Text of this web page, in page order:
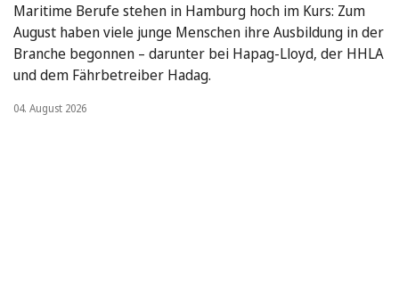
Maritime Berufe stehen in Hamburg hoch im Kurs: Zum
August haben viele junge Menschen ihre Ausbildung in der
Branche begonnen – darunter bei Hapag-Lloyd, der HHLA
und dem Fährbetreiber Hadag.
04. August 2026